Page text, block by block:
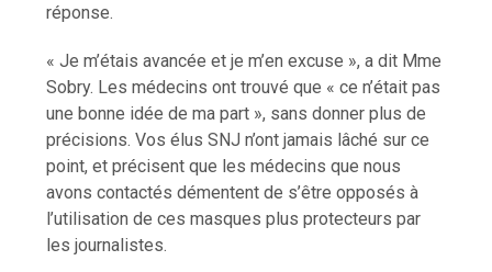
réponse.
« Je m’étais avancée et je m’en excuse », a dit Mme
Sobry. Les médecins ont trouvé que « ce n’était pas
une bonne idée de ma part », sans donner plus de
précisions. Vos élus SNJ n’ont jamais lâché sur ce
point, et précisent que les médecins que nous
avons contactés démentent de s’être opposés à
l’utilisation de ces masques plus protecteurs par
les journalistes.